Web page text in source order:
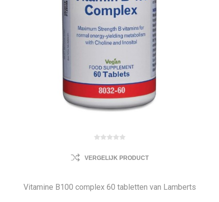
VERGELIJK PRODUCT
Vitamine B100 complex 60 tabletten van Lamberts